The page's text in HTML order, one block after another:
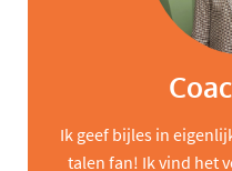
Ik geef bijles in
talen fan! Ik vind het